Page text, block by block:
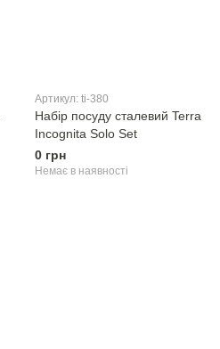
Артикул: ti-380
Набір посуду сталевий Terra
Incognita Solo Set
0 грн
Немає в наявності